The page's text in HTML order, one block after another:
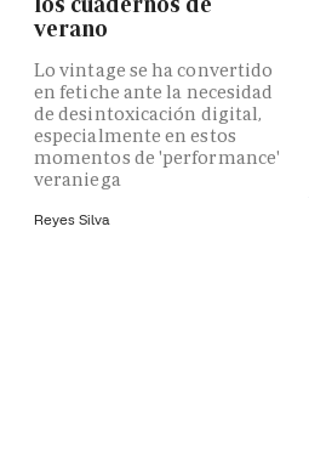
verano
Lo vintage se ha convertido
en fetiche ante la necesidad
de desintoxicación digital,
especialmente en estos
momentos de 'performance'
veraniega
Reyes Silva